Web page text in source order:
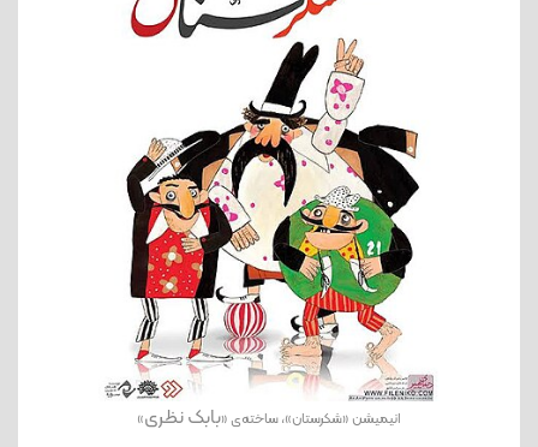
انیمیشن «شکرستان»، ساخته‌ی «بابک نظری»